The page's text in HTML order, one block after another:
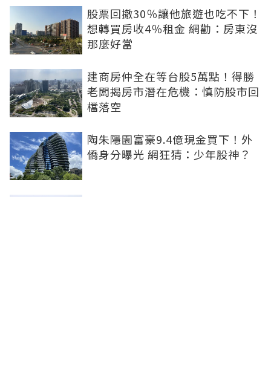
股票回撤30％讓他旅遊也吃不下！
想轉買房收4％租金 網勸：房東沒
那麼好當
建商房仲全在等台股5萬點！得勝
老闆揭房市潛在危機：慎防股市回
檔落空
陶朱隱園富豪9.4億現金買下！外
僑身分曝光 網狂猜：少年股神？